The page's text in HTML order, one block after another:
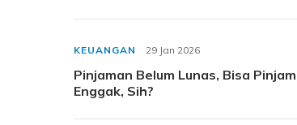
KEUANGAN 29 Jan 2026
Pinjaman Belum Lunas, Bisa
Enggak, Sih?